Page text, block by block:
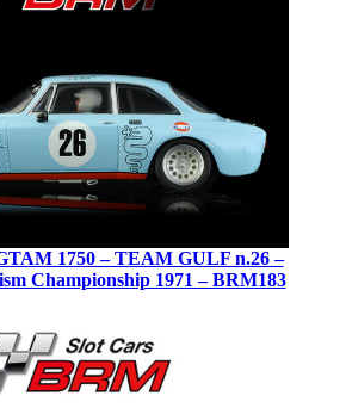
1750 – TEAM GULF n.26 –
Championship 1971 – BRM183